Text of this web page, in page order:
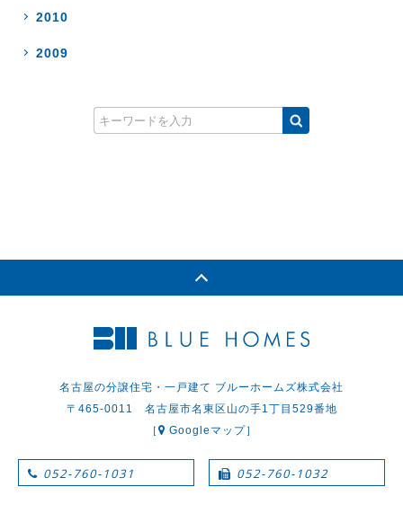
2010
2009
名古屋の分譲住宅・一戸建て ブルーホームズ株式会社
〒465-0011 名古屋市名東区山の手1丁目529番地
［
Googleマップ］
052-760-1031 052-760-1032